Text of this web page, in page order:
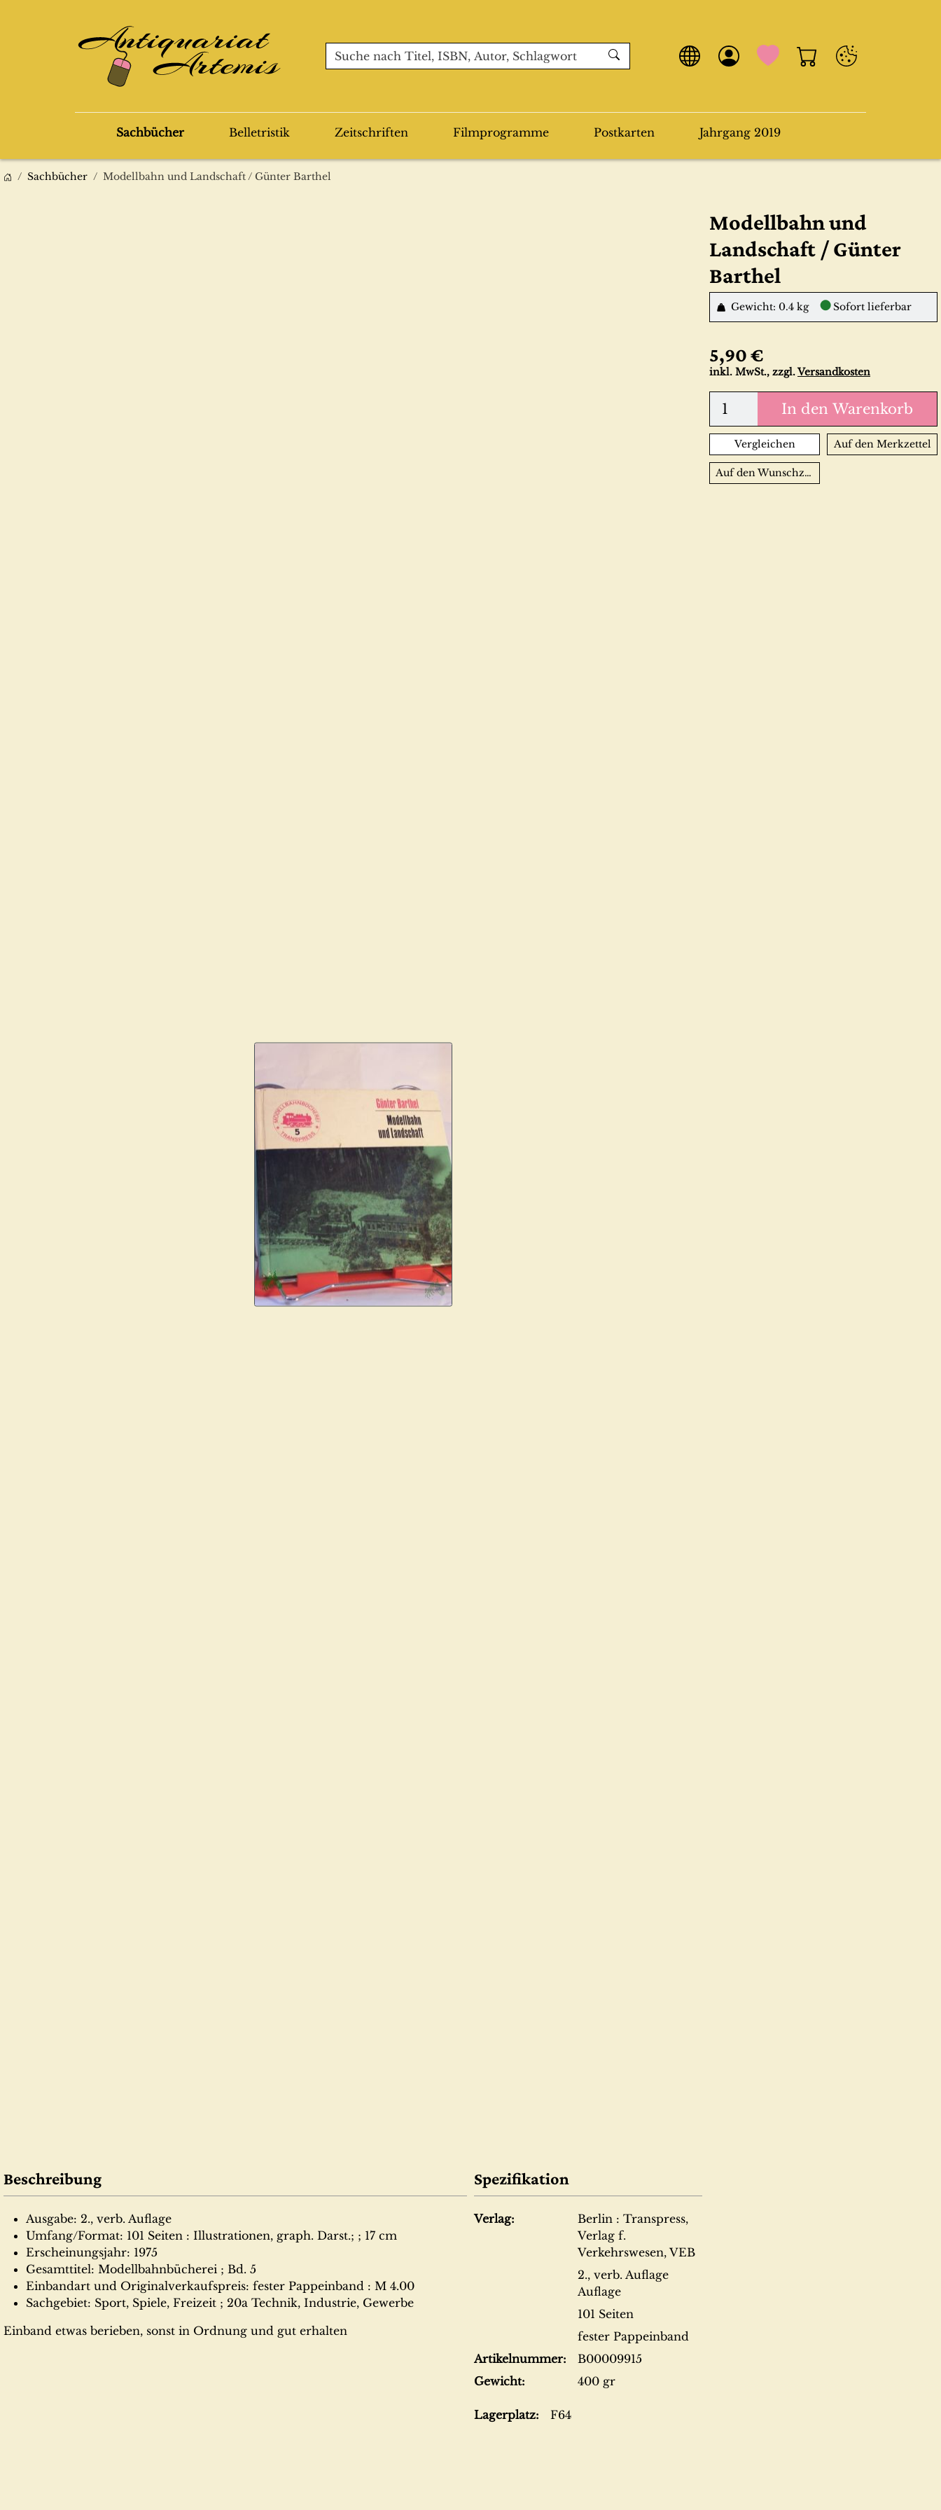
Sachbücher Belletristik Zeitschriften Filmprogramme Postkarten Jahrgang 2019
Sachbücher Modellbahn und Landschaft / Günter Barthel
Modellbahn und
Landschaft / Günter
Barthel
Gewicht: 0.4 kg ●Sofort lieferbar
5,90 €
inkl. MwSt., zzgl.Versandkosten
In den Warenkorb
Vergleichen Auf den Merkzettel
Auf den Wunschzettel
Beschreibung
Ausgabe: 2., verb. Auflage
Umfang/Format: 101 Seiten : Illustrationen, graph. Darst.; ; 17 cm
Erscheinungsjahr: 1975
Gesamttitel: Modellbahnbücherei ; Bd. 5
Einbandart und Originalverkaufspreis: fester Pappeinband : M 4.00
Sachgebiet: Sport, Spiele, Freizeit ; 20a Technik, Industrie, Gewerbe
Einband etwas berieben, sonst in Ordnung und gut erhalten
Spezifikation
Verlag:
Berlin : Transpress,
Verlag f.
Verkehrswesen, VEB
2., verb. Auflage
Auflage
101 Seiten
fester Pappeinband
Artikelnummer:
B00009915
Gewicht:
400 gr
Lagerplatz: F64